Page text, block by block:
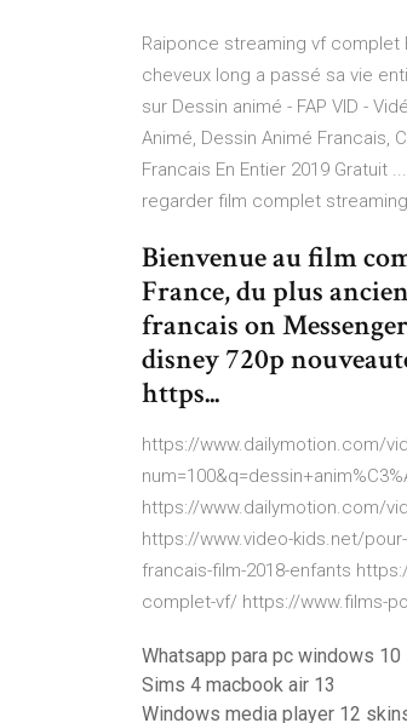
Raiponce streaming vf complet
cheveux long a passé sa vie
sur Dessin animé - FAP VID -
Animé, Dessin Animé Francais,
Francais En Entier 2019 Gratuit
regarder film complet streaming
Bienvenue au film
France, du plus
francais on
disney 720p
https...
https://www.dailymotion.com/
https://www.dailymotion.com/
https://www.video-kids.net/
francais-film-2018-enfants
complet-vf/ https://www.films-
Whatsapp para pc windows 10
Sims 4 macbook air 13
Windows media player 12